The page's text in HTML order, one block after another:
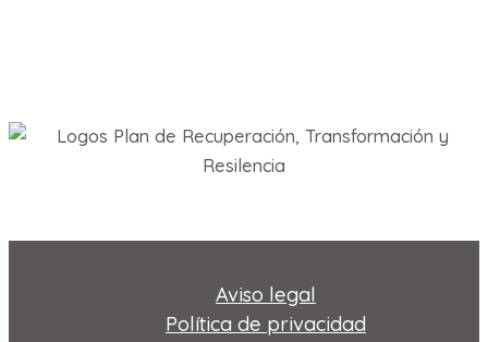
Aviso legal
Política de privacidad